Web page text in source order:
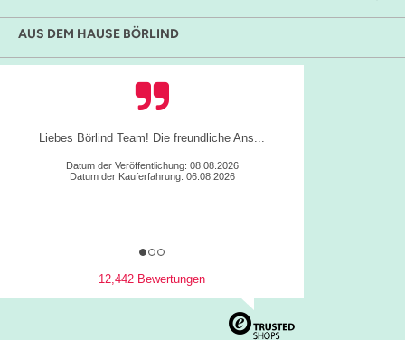
AUS DEM HAUSE BÖRLIND
Es ist alles sehr gut gelaufen.
Datum der Veröffentlichung: 06.08.2026
Datum der Kauferfahrung: 05.08.2026
12,442 Bewertungen